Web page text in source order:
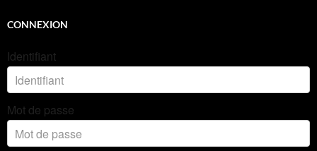
CONNEXION
Identifiant
Mot de passe